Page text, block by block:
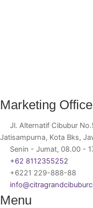
Marketing Office
Jl. Alternatif Cibubur
Jatisampurna, Kota Bks,
Senin - Jumat, 08.00 -
+62 8112355252
+6221 229-888-88
Menu